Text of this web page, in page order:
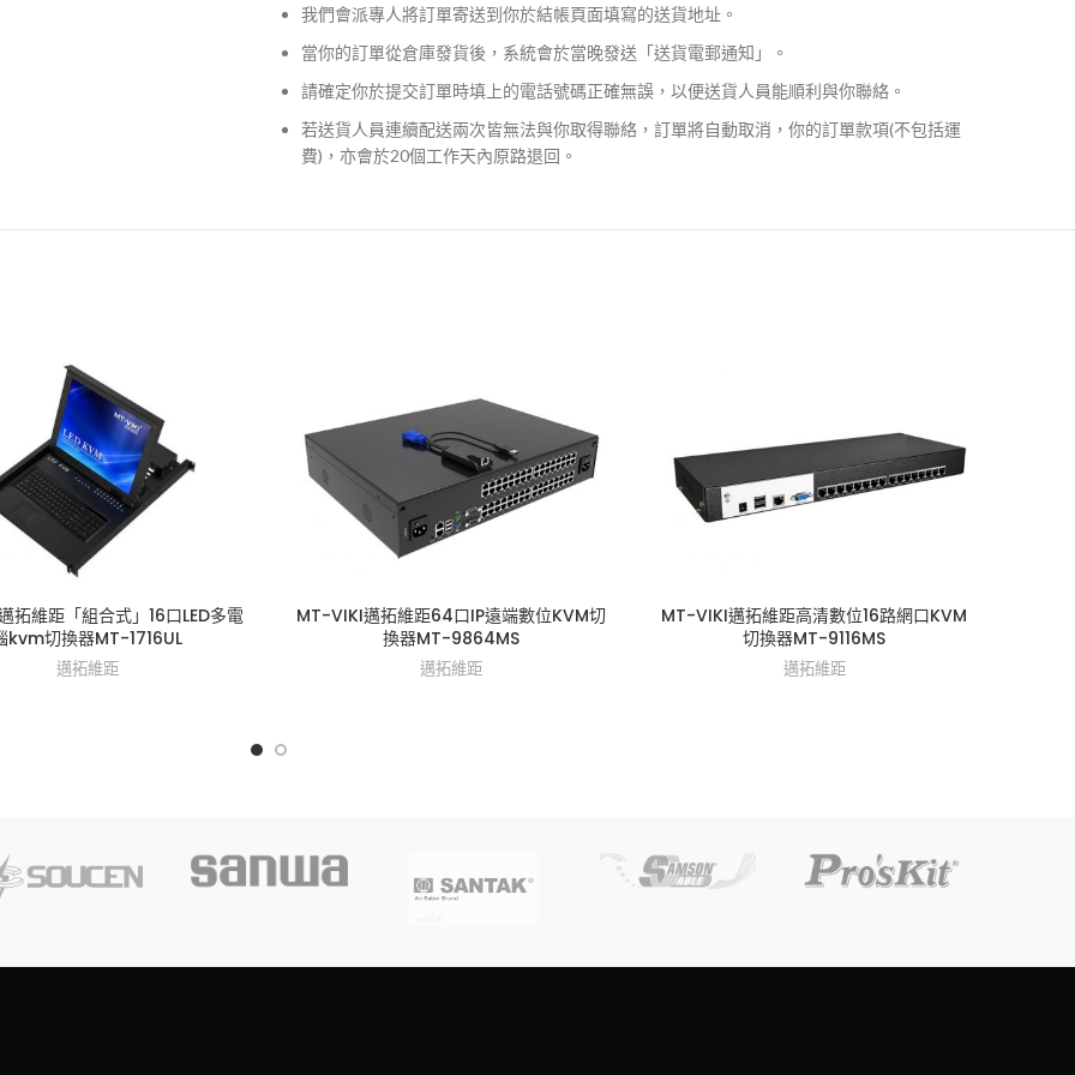
我們會派專人將訂單寄送到你於結帳頁面填寫的送貨地址。
當你的訂單從倉庫發貨後，系統會於當晚發送「送貨電郵通知」。
請確定你於提交訂單時填上的電話號碼正確無誤，以便送貨人員能順利與你聯絡。
若送貨人員連續配送兩次皆無法與你取得聯絡，訂單將自動取消，你的訂單款項(不包括運
費)，亦會於20個工作天內原路退回。
拓維距「組合式」16口LED多電
kvm切換器MT-1716UL
邁拓維距
MT-VIKI邁拓維距64口IP遠端數位KVM切
換器MT-9864MS
邁拓維距
MT-VIKI邁拓維距高清數位16路網口KVM
切換器MT-9116MS
邁拓維距